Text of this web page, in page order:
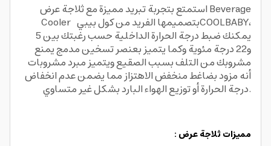
استمتع بتجربة تبريد مميزة مع ثلاجة عرض Beverage
Cooler بتصميمها الفريد من كول بيبيCOOLBABY،
يمكنك ضبط درجة الحرارة الداخلية حسب رغبتك بين 5
و22 درجة مئوية وكما يتميز بعنصر تسخين مدمج يمنع
مشروبك من التلف بسبب الصقيع ويتميز مبرد مشروبات
أنه مزود بضاغط منخفض الاهتزاز مما يضمن عدم انخفاض
درجة الحرارة أو توزيع الهواء البارد بشكل غير متساوي.
مميزات ثلاجة عرض :